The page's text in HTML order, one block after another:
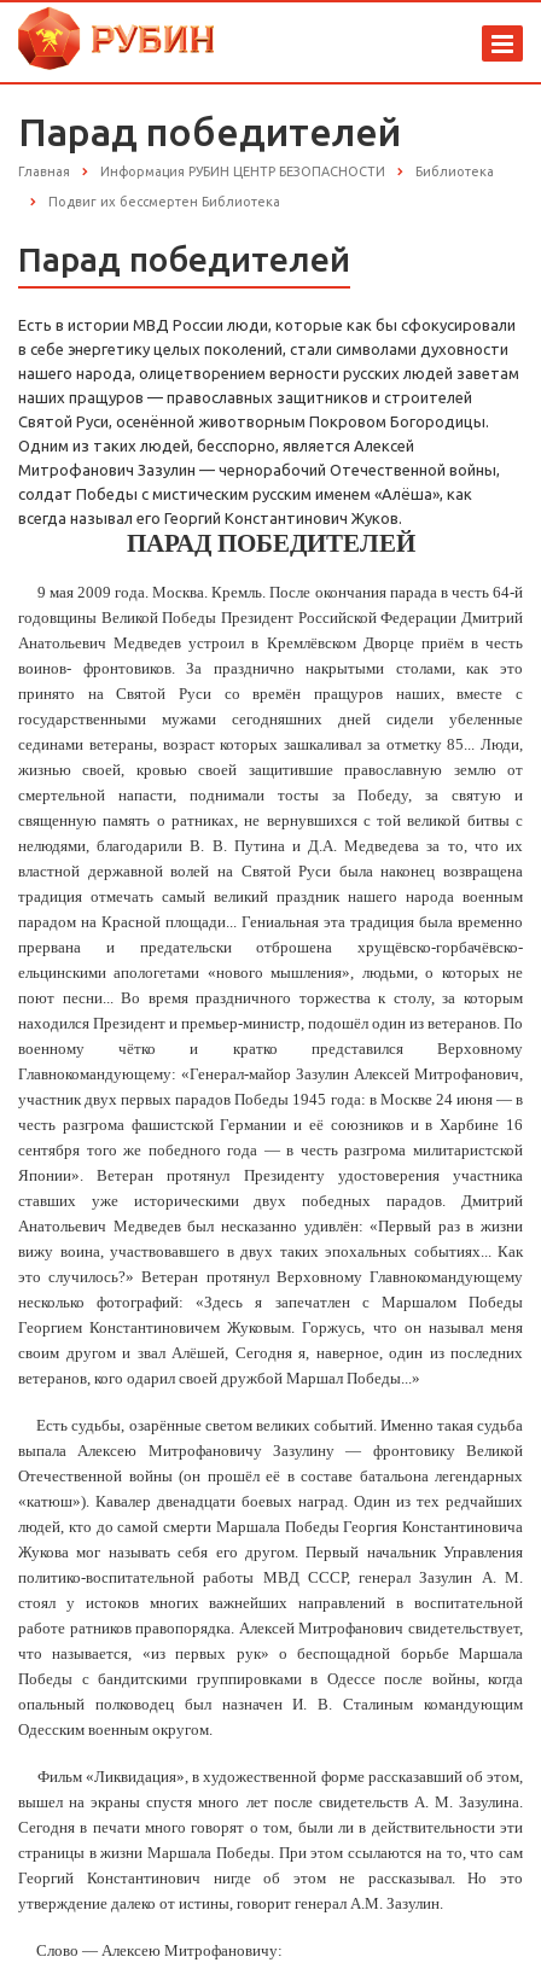
Парад победителей
Главная Информация РУБИН ЦЕНТР БЕЗОПАСНОСТИ Библиотека
Подвиг их бессмертен Библиотека
Парад победителей
Есть в истории МВД России люди, которые как бы сфокусировали
в себе энергетику целых поколений, стали символами духовности
нашего народа, олицетворением верности русских людей заветам
наших пращуров — православных защитников и строителей
Святой Руси, осенённой животворным Покровом Богородицы.
Одним из таких людей, бесспорно, является Алексей
Митрофанович Зазулин — чернорабочий Отечественной войны,
солдат Победы с мистическим русским именем «Алёша», как
всегда называл его Георгий Константинович Жуков.
ПАРАД ПОБЕДИТЕЛЕЙ
9 мая 2009 года. Москва. Кремль. После окончания парада в честь 64-й
годовщины Великой Победы Президент Российской Федерации Дмитрий
Анатольевич Медведев устроил в Кремлёвском Дворце приём в честь
воинов- фронтовиков. За празднично накрытыми столами, как это
принято на Святой Руси со времён пращуров наших, вместе с
государственными мужами сегодняшних дней сидели убеленные
сединами ветераны, возраст которых зашкаливал за отметку 85... Люди,
жизнью своей, кровью своей защитившие православную землю от
смертельной напасти, поднимали тосты за Победу, за святую и
священную память о ратниках, не вернувшихся с той великой битвы с
нелюдями, благодарили В. В. Путина и Д.А. Медведева за то, что их
властной державной волей на Святой Руси была наконец возвращена
традиция отмечать самый великий праздник нашего народа военным
парадом на Красной площади... Гениальная эта традиция была временно
прервана и предательски отброшена хрущёвско-горбачёвско-
ельцинскими апологетами «нового мышления», людьми, о которых не
поют песни... Во время праздничного торжества к столу, за которым
находился Президент и премьер-министр, подошёл один из ветеранов. По
военному чётко и кратко представился Верховному
Главнокомандующему: «Генерал-майор Зазулин Алексей Митрофанович,
участник двух первых парадов Победы 1945 года: в Москве 24 июня — в
честь разгрома фашистской Германии и её союзников и в Харбине 16
сентября того же победного года — в честь разгрома милитаристской
Японии». Ветеран протянул Президенту удостоверения участника
ставших уже историческими двух победных парадов. Дмитрий
Анатольевич Медведев был несказанно удивлён: «Первый раз в жизни
вижу воина, участвовавшего в двух таких эпохальных событиях... Как
это случилось?» Ветеран протянул Верховному Главнокомандующему
несколько фотографий: «Здесь я запечатлен с Маршалом Победы
Георгием Константиновичем Жуковым. Горжусь, что он называл меня
своим другом и звал Алёшей, Сегодня я, наверное, один из последних
ветеранов, кого одарил своей дружбой Маршал Победы...»
Есть судьбы, озарённые светом великих событий. Именно такая судьба
выпала Алексею Митрофановичу Зазулину — фронтовику Великой
Отечественной войны (он прошёл её в составе батальона легендарных
«катюш»). Кавалер двенадцати боевых наград. Один из тех редчайших
людей, кто до самой смерти Маршала Победы Георгия Константиновича
Жукова мог называть себя его другом. Первый начальник Управления
политико-воспитательной работы МВД СССР, генерал Зазулин А. М.
стоял у истоков многих важнейших направлений в воспитательной
работе ратников правопорядка. Алексей Митрофанович свидетельствует,
что называется, «из первых рук» о беспощадной борьбе Маршала
Победы с бандитскими группировками в Одессе после войны, когда
опальный полководец был назначен И. В. Сталиным командующим
Одесским военным округом.
Фильм «Ликвидация», в художественной форме рассказавший об этом,
вышел на экраны спустя много лет после свидетельств А. М. Зазулина.
Сегодня в печати много говорят о том, были ли в действительности эти
страницы в жизни Маршала Победы. При этом ссылаются на то, что сам
Георгий Константинович нигде об этом не рассказывал. Но это
утверждение далеко от истины, говорит генерал А.М. Зазулин.
Слово — Алексею Митрофановичу: